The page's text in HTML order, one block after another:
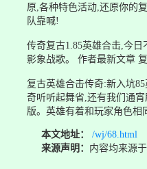
原,各种特色活动,还原你的
队靠喊!
传奇复古1.85英雄合击,今
影象战歌。 作者最新文章
复古英雄合击传奇:新入坑
奇听听起舞省,还有我们通
版。英雄有着和玩家角色相
本文地址：
/wj/68.html
来源声明： 内容均来源